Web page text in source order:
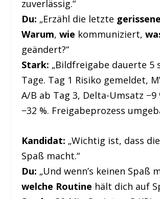
zuverlässig.“
Du: „Erzähl die letzte
Warum,wie kommuniziert,
geändert?“
Stark: „Bildfreigabe dauerte 5
Tage. Tag 1 Risiko gemeldet,
A/B ab Tag 3, Delta-Umsatz
−32 %. Freigabeprozess
Kandidat: „Wichtig ist, dass
Spaß macht.“
Du: „Und wenn’s keinen Spaß
welche Routine hält dich auf